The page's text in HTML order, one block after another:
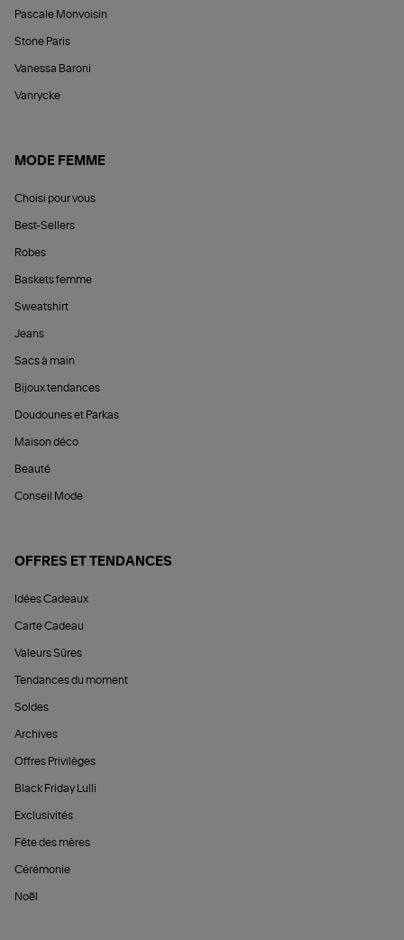
Pascale Monvoisin
Stone Paris
Vanessa Baroni
Vanrycke
MODE FEMME
Choisi pour vous
Best-Sellers
Robes
Baskets femme
Sweatshirt
Jeans
Sacs à main
Bijoux tendances
Doudounes et Parkas
Maison déco
Beauté
Conseil Mode
OFFRES ET TENDANCES
Idées Cadeaux
Carte Cadeau
Valeurs Sûres
Tendances du moment
Soldes
Archives
Offres Privilèges
Black Friday Lulli
Exclusivités
Fête des mères
Cérémonie
Noël